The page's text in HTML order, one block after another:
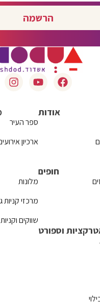
הרשמה
אודות
ספר העיר
ארכיון
חופים
מלונות
מרכזי קניות
שווקים וקניות
וספורט